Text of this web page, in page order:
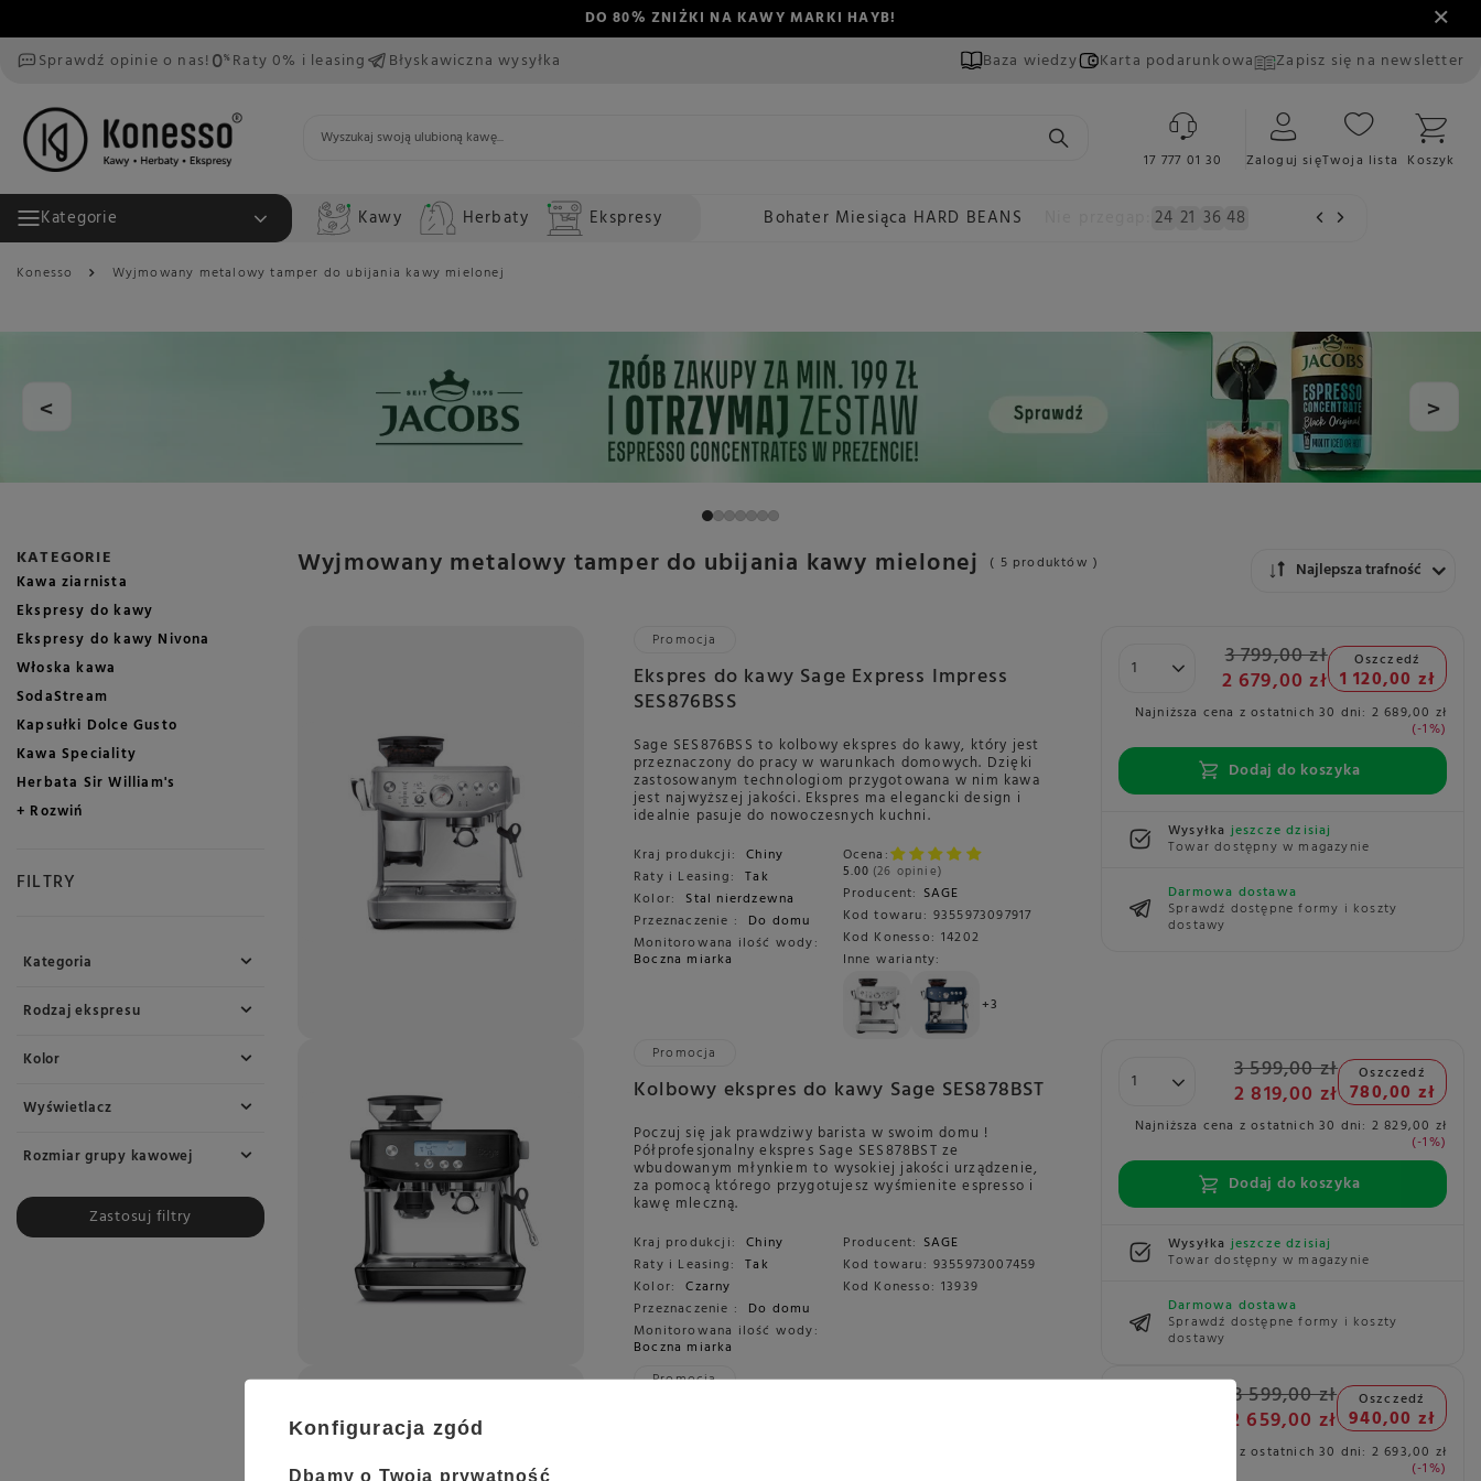
DO 80% ZNIŻKI NA KAWY MARKI HAYB!
Sprawdź opinie o nas!
Raty 0% i leasing Błyskawiczna wysyłka Baza wiedzy Karta podarunkowa Zapisz się na newsletter
17 777 01 30 Zaloguj sięTwoja lista Koszyk
Kategorie Kawy Herbaty Ekspresy Bohater Miesiąca HARD BEANS 24 21 36 47
Konesso Wyjmowany metalowy tamper do ubijania kawy mielonej
< >
KATEGORIE
Kawa ziarnista
Ekspresy do kawy
Ekspresy do kawy Nivona
Włoska kawa
SodaStream
Kapsułki Dolce Gusto
Kawa Speciality
Herbata Sir William's
+ Rozwiń
FILTRY
Kategoria
Rodzaj ekspresu
Kolor
Wyświetlacz
Rozmiar grupy kawowej
Zastosuj filtry
Wyjmowany metalowy tamper do ubijania kawy mielonej ( 5 produktów ) Zmień sortowanie
Najlepsza trafność
Promocja
Ekspres do kawy Sage Express Impress
SES876BSS
Sage SES876BSS to kolbowy ekspres do kawy, który jest
przeznaczony do pracy w warunkach domowych. Dzięki
zastosowanym technologiom przygotowana w nim kawa
jest najwyższej jakości. Ekspres ma elegancki design i
idealnie pasuje do nowoczesnych kuchni.
Kraj produkcji: Chiny
Raty i Leasing: Tak
Kolor: Stal nierdzewna
Przeznaczenie : Do domu
Monitorowana ilość wody:
Boczna miarka
Ocena:
5.00 26 opinie
Producent: SAGE
Kod towaru: 9355973097917
Kod Konesso: 14202
Inne warianty:
+3
3 799,00 zł
2 679,00 zł
Oszczedź
1 120,00 zł
Najniższa cena z ostatnich 30 dni: 2 689,00 zł
-1%
Dodaj do koszyka
Wysyłkajeszcze dzisiaj
Towar dostępny w magazynie
Darmowa dostawa
Sprawdź dostępne formy i koszty
dostawy
Promocja
Kolbowy ekspres do kawy Sage SES878BST
Poczuj się jak prawdziwy barista w swoim domu !
Półprofesjonalny ekspres Sage SES878BST ze
wbudowanym młynkiem to wysokiej jakości urządzenie,
za pomocą którego przygotujesz wyśmienite espresso i
kawę mleczną.
Kraj produkcji: Chiny
Raty i Leasing: Tak
Kolor: Czarny
Przeznaczenie : Do domu
Monitorowana ilość wody:
Boczna miarka
Producent: SAGE
Kod towaru: 9355973007459
Kod Konesso: 13939
3 599,00 zł
2 819,00 zł
Oszczedź
780,00 zł
Najniższa cena z ostatnich 30 dni: 2 829,00 zł
-1%
Dodaj do koszyka
Wysyłkajeszcze dzisiaj
Towar dostępny w magazynie
Darmowa dostawa
Sprawdź dostępne formy i koszty
dostawy
Promocja
3 599,00 zł
2 659,00 zł
Oszczedź
940,00 zł
Najniższa cena z ostatnich 30 dni: 2 693,00 zł
-1%
Konfiguracja zgód
Dbamy o Twoją prywatność